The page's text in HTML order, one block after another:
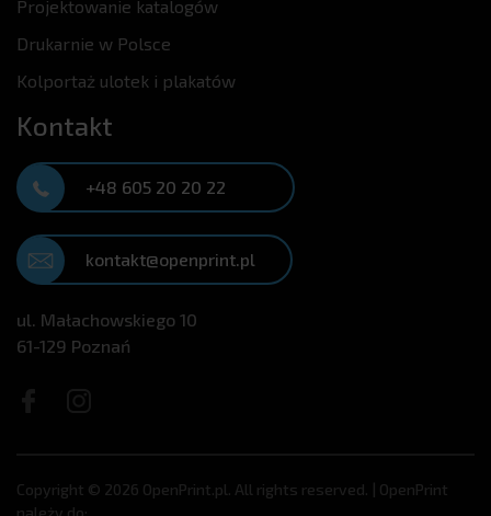
Projektowanie katalogów
Drukarnie w Polsce
Kolportaż ulotek i plakatów
Kontakt
+48 605 20 20 22
kontakt@openprint.pl
ul. Małachowskiego 10
61-129 Poznań
Copyright © 2026 OpenPrint.pl. All rights reserved. | OpenPrint
należy do: